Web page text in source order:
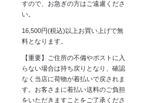
すので、お急ぎの方はご遠慮くださ
い。
16,500円(税込)以上お買い上げで無
料となります。
【重要】ご住所の不備やポストに入
らない場合は持ち戻りとなり、確認
なく当店に荷物が着払いで戻されま
す。お客さまに着払い送料のご負担
をいただきますことをご了承くださ